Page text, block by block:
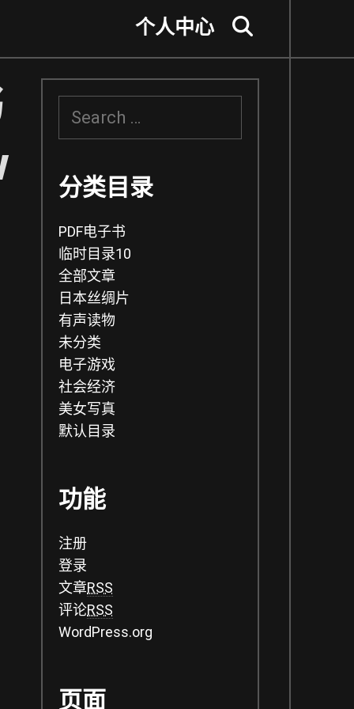
个人中心
a
c
h
o
r
:
分类目录
PDF电子书
临时目录10
全部文章
日本丝绸片
有声读物
未分类
电子游戏
社会经济
美女写真
默认目录
功能
注册
登录
文章RSS
评论RSS
WordPress.org
页面